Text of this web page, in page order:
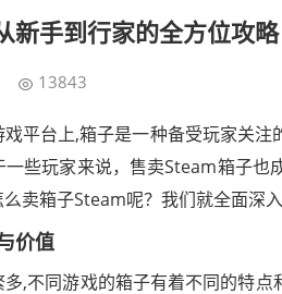
新手到行家的全方位攻略
13843
平台上,箱子是一种备受玩家关
些玩家来说，售卖Steam箱子
卖箱子Steam呢？我们就全面深入
价值
,不同游戏的箱子有着不同的特